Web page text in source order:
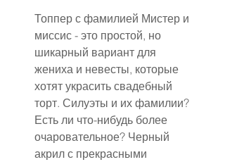
Топпер с фамилией Мистер и
миссис - это простой, но
шикарный вариант для
жениха и невесты, которые
хотят украсить свадебный
торт. Силуэты и их фамилии?
Есть ли что-нибудь более
очаровательное? Черный
акрил с прекрасными